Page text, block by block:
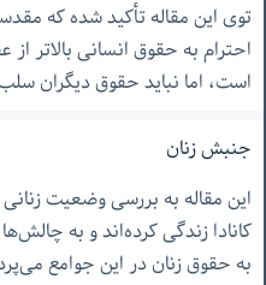
توی این مقاله تأکید شده که
احترام به حقوق انسانی بالاتر
است، اما نباید حقوق دیگران
جنبش زنان
این مقاله به بررسی وضعیت زنانی
کانادا زندگی کرده‌اند و به
به حقوق زنان در این جوامع